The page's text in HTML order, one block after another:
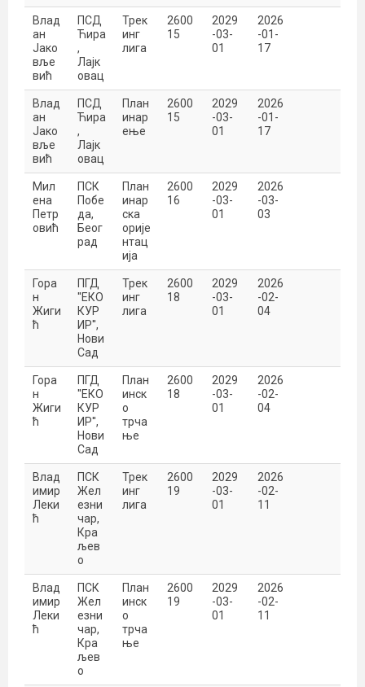
Влад
ан
Јако
вље
вић
ПСД
Ћира
,
Лајк
овац
Трек
инг
лига
2600
15
2029
-03-
01
2026
-01-
17
Влад
ан
Јако
вље
вић
ПСД
Ћира
,
Лајк
овац
План
инар
ење
2600
15
2029
-03-
01
2026
-01-
17
Мил
ена
Петр
овић
ПСК
Побе
да,
Беог
рад
План
инар
ска
орије
нтац
ија
2600
16
2029
-03-
01
2026
-03-
03
Гора
н
Жиги
ћ
ПГД
''ЕКО
КУР
ИР'',
Нови
Сад
Трек
инг
лига
2600
18
2029
-03-
01
2026
-02-
04
Гора
н
Жиги
ћ
ПГД
''ЕКО
КУР
ИР'',
Нови
Сад
План
инск
о
трча
ње
2600
18
2029
-03-
01
2026
-02-
04
Влад
имир
Леки
ћ
ПСК
Жел
езни
чар,
Кра
љев
о
Трек
инг
лига
2600
19
2029
-03-
01
2026
-02-
11
Влад
имир
Леки
ћ
ПСК
Жел
езни
чар,
Кра
љев
о
План
инск
о
трча
ње
2600
19
2029
-03-
01
2026
-02-
11